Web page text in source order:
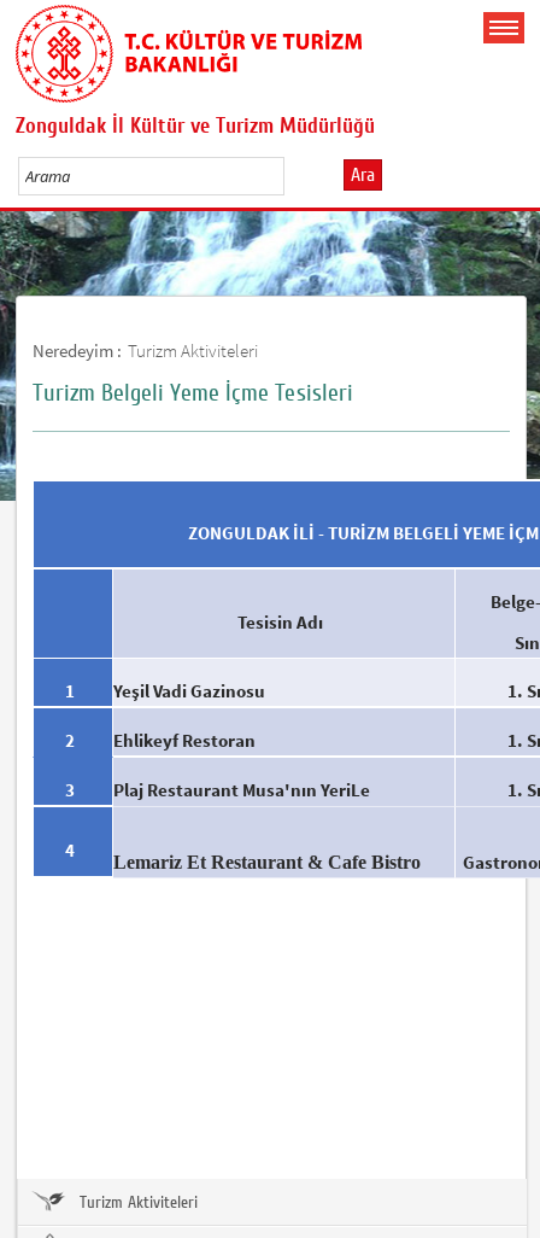
Zonguldak İl Kültür ve Turizm Müdürlüğü
Ara
Neredeyim : Turizm Aktiviteleri
Turizm Belgeli Yeme İçme Tesisleri
ZONGULDAK İLİ - TURİZM BELGELİ YEME
Tesisin Adı
1 Yeşil Vadi Gazinosu 1.
2 Ehlikeyf Restoran 1.
3 Plaj Restaurant Musa'nın YeriLe 1.
4
Lemariz Et Restaurant & Cafe Bistro
Turizm Aktiviteleri